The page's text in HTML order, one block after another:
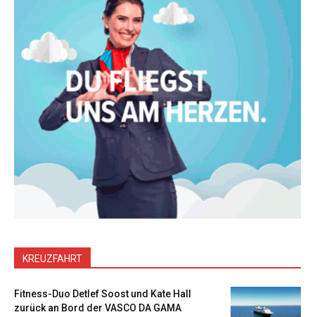
KREUZFAHRT
Fitness-Duo Detlef Soost und Kate Hall
zurück an Bord der VASCO DA GAMA